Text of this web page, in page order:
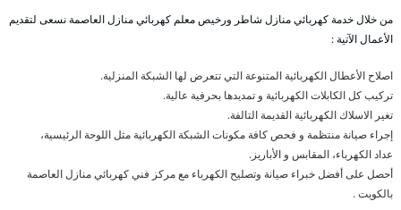
من خلال خدمة كهربائي منازل شاطر ورخيص معلم كهربائي منازل العاصمة نسعى لتقديم
الأعمال الآتية :
اصلاح الأعطال الكهربائية المتنوعة التي تتعرض لها الشبكة المنزلية.
تركيب كل الكابلات الكهربائية و تمديدها بحرفية عالية.
تغير الاسلاك الكهربائية القديمة التالفة.
إجراء صيانة منتظمة و فحص كافة مكونات الشبكة الكهربائية مثل اللوحة الرئيسية،
عداد الكهرباء، المقابس و الأباريز.
أحصل على أفضل خبراء صيانة وتصليح الكهرباء مع مركز فني كهربائي منازل العاصمة
بالكويت .